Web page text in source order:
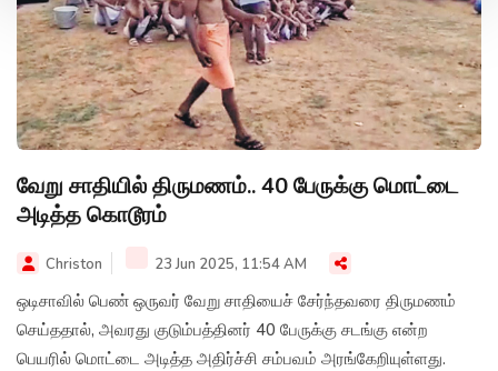
வேறு சாதியில் திருமணம்.. 40 பேருக்கு மொட்டை
அடித்த கொடூரம்
Christon 23 Jun 2025, 11:54 AM
ஒடிசாவில் பெண் ஒருவர் வேறு சாதியைச் சேர்ந்தவரை திருமணம்
செய்ததால், அவரது குடும்பத்தினர் 40 பேருக்கு சடங்கு என்ற
பெயரில் மொட்டை அடித்த அதிர்ச்சி சம்பவம் அரங்கேறியுள்ளது.